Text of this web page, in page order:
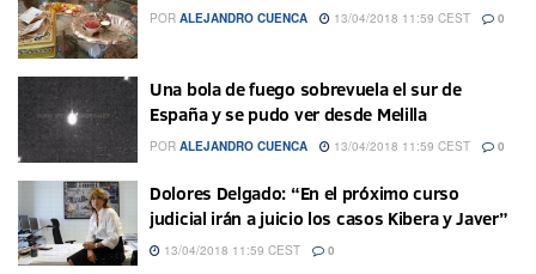
POR ALEJANDRO CUENCA 13/04/2018 11:59 CEST 0
Una bola de fuego sobrevuela el sur de
España y se pudo ver desde Melilla
POR ALEJANDRO CUENCA 13/04/2018 11:59 CEST 0
Dolores Delgado: “En el próximo curso
judicial irán a juicio los casos Kibera y Javer”
13/04/2018 11:59 CEST 0